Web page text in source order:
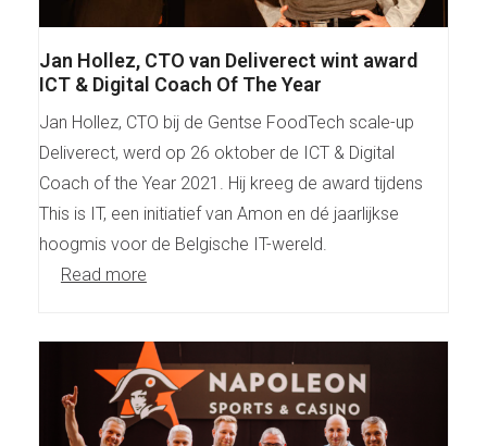
Jan Hollez, CTO van Deliverect wint award
ICT & Digital Coach Of The Year
Jan Hollez, CTO bij de Gentse FoodTech scale-up
Deliverect, werd op 26 oktober de ICT & Digital
Coach of the Year 2021. Hij kreeg de award tijdens
This is IT, een initiatief van Amon en dé jaarlijkse
hoogmis voor de Belgische IT-wereld.
Read more